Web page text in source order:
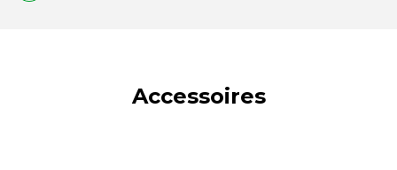
Accessoires